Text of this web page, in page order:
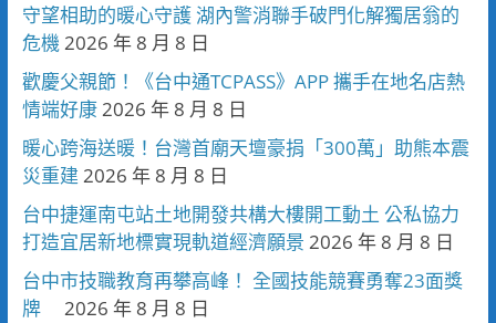
守望相助的暖心守護 湖內警消聯手破門化解獨居翁的
危機2026 年 8 月 8 日
歡慶父親節！《台中通TCPASS》APP 攜手在地名店熱
情端好康2026 年 8 月 8 日
暖心跨海送暖！台灣首廟天壇豪捐「300萬」助熊本震
災重建 2026 年 8 月 8 日
台中捷運南屯站土地開發共構大樓開工動土 公私協力
打造宜居新地標實現軌道經濟願景 2026 年 8 月 8 日
台中市技職教育再攀高峰！ 全國技能競賽勇奪23面獎
牌
2026 年 8 月 8 日